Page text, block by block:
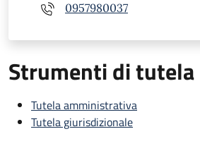
0957980037
Strumenti di tutela
Tutela amministrativa
Tutela giurisdizionale